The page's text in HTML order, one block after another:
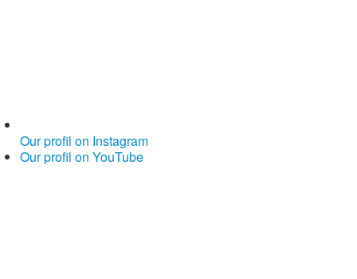
Our profil on Instagram
Our profil on YouTube